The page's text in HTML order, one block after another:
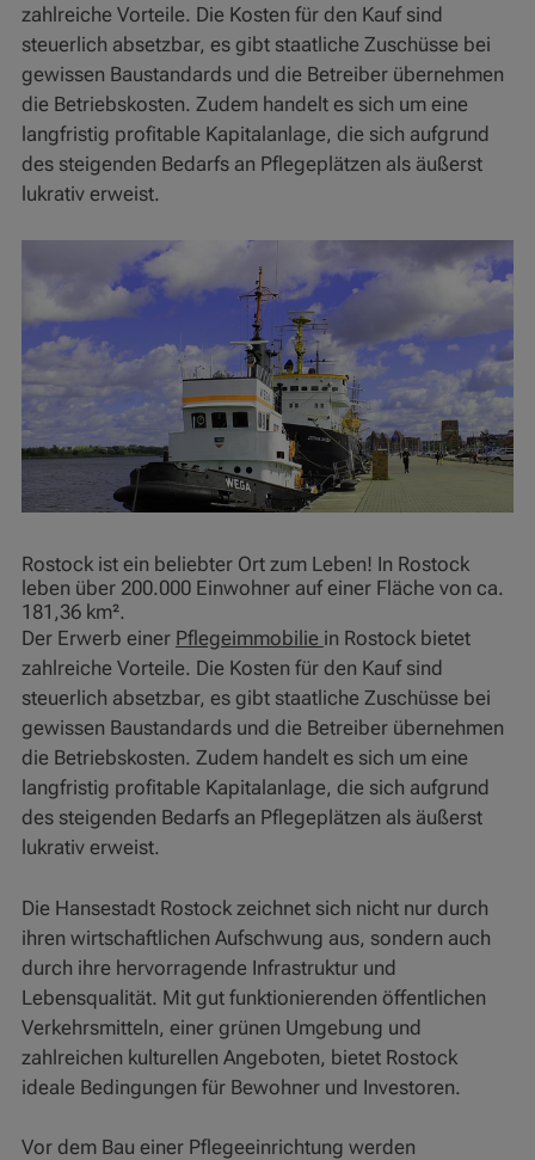
zahlreiche Vorteile. Die Kosten für den Kauf sind
steuerlich absetzbar, es gibt staatliche Zuschüsse bei
gewissen Baustandards und die Betreiber übernehmen
die Betriebskosten. Zudem handelt es sich um eine
langfristig profitable Kapitalanlage, die sich aufgrund
des steigenden Bedarfs an Pflegeplätzen als äußerst
lukrativ erweist.
Rostock ist ein beliebter Ort zum Leben! In Rostock
leben über 200.000 Einwohner auf einer Fläche von ca.
181,36 km².
Der Erwerb einer Pflegeimmobilie in Rostock bietet
zahlreiche Vorteile. Die Kosten für den Kauf sind
steuerlich absetzbar, es gibt staatliche Zuschüsse bei
gewissen Baustandards und die Betreiber übernehmen
die Betriebskosten. Zudem handelt es sich um eine
langfristig profitable Kapitalanlage, die sich aufgrund
des steigenden Bedarfs an Pflegeplätzen als äußerst
lukrativ erweist.
Die Hansestadt Rostock zeichnet sich nicht nur durch
ihren wirtschaftlichen Aufschwung aus, sondern auch
durch ihre hervorragende Infrastruktur und
Lebensqualität. Mit gut funktionierenden öffentlichen
Verkehrsmitteln, einer grünen Umgebung und
zahlreichen kulturellen Angeboten, bietet Rostock
ideale Bedingungen für Bewohner und Investoren.
Vor dem Bau einer Pflegeeinrichtung werden